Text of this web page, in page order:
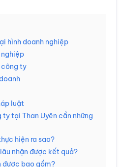
hình doanh nghiệp
công ty
luật
tại Than Uyên cần những
hiện ra sao?
nhận được kết quả?
được bao gồm?